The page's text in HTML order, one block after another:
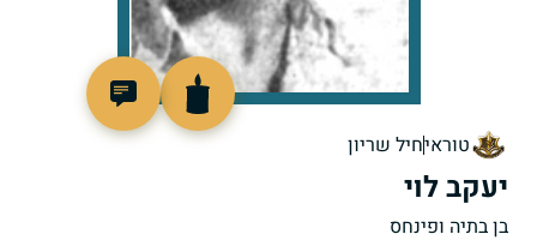
טוראיחיל שריון
יעקב לוי
בן בתיה ופינחס